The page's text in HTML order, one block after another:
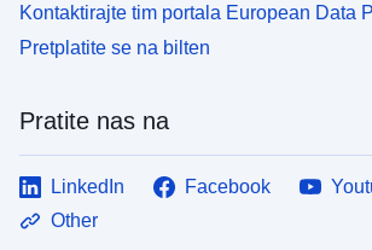
Kontaktirajte tim portala European Data
Pretplatite se na bilten
Pratite nas na
LinkedIn Facebook
Other